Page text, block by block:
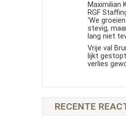
Maximilian
RGF
‘We
stevig,
lang niet
Vrije val
lijkt
verlies
RECENTE